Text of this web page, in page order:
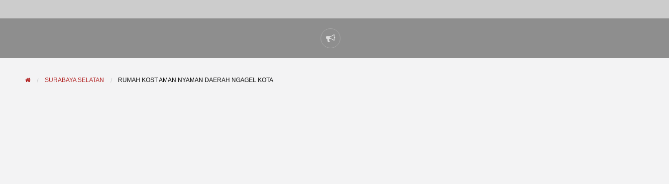
Laporkan
masalah
SURABAYA SELATAN RUMAH KOST AMAN NYAMAN DAERAH NGAGEL KOTA